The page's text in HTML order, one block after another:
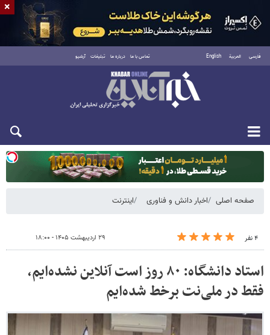
فارسی العربية English تماس با ما درباره ما تبلیغات آرشیو
یکشنبه ۱۸ مرداد ۱۴۰۵
صفحه اصلی اخبار دانش و فناوری اینترنت
۴ نفر ۲۹ اردیبهشت ۱۴۰۵ - ۱۸:۰۰
استاد دانشگاه: ۸۰ روز است آنلاین نشده‌ایم،
فقط در ملی‌نت برخط شده‌ایم
×